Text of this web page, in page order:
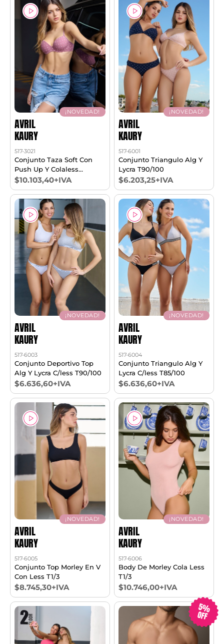
¡NOVEDAD!
AVRIL
KAURY
517-3021
Conjunto Taza Soft Con
Push Up Y Colaless
T85/100
$10.103,40+IVA
¡NOVEDAD!
AVRIL
KAURY
517-6001
Conjunto Triangulo Alg Y
Lycra T90/100
$6.203,25+IVA
¡NOVEDAD!
AVRIL
KAURY
517-6003
Conjunto Deportivo Top
Alg Y Lycra C/less T90/100
$6.636,60+IVA
¡NOVEDAD!
AVRIL
KAURY
517-6004
Conjunto Triangulo Alg Y
Lycra C/less T85/100
$6.636,60+IVA
¡NOVEDAD!
AVRIL
KAURY
517-6005
Conjunto Top Morley En V
Con Less T1/3
$8.745,30+IVA
¡NOVEDAD!
AVRIL
KAURY
517-6006
Body De Morley Cola Less
T1/3
$10.746,00+IVA
5%
OFF